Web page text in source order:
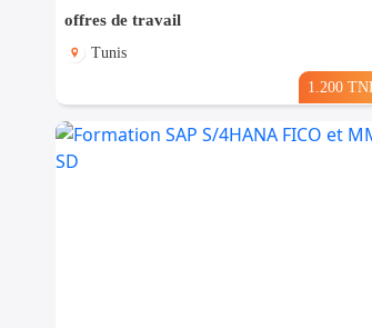
offres de travail
Tunis
1.200